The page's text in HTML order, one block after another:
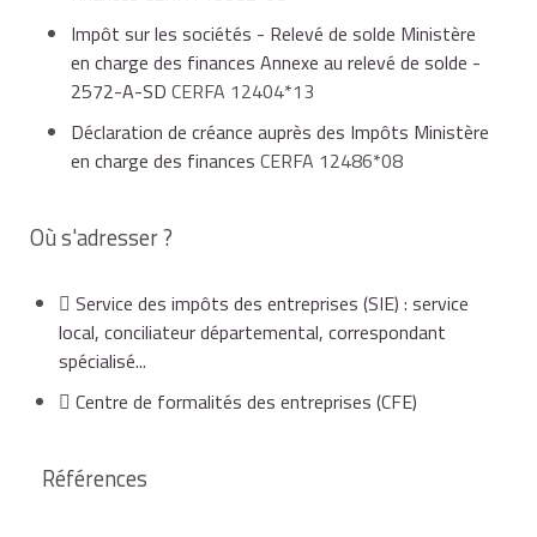
ou par au moins 30 % des salariés de cette
société si l'effectif ne dépasse pas 50 salariés.
la reprise doit obligatoirement faire l'objet d'un
pour bénéficier du crédit d'impôt, l'entreprise
concernée ne doit pas déjà bénéficier d'autres
exonérations d'impôts (jeune entreprise innovante-JEI,
bénéfices dû par l'entreprise au titre de l'année au
cours de laquelle les dépenses éligibles ont été
engagées, après les prélèvements obligatoires et les
Lorsque le montant de l'impôt est insuffisant pour
être restitué à l'entreprise au moyen d'une demande
de remboursement de crédits d'impôt
Impôt sur les sociétés - Relevé de solde Ministère
en charge des finances Annexe au relevé de solde -
2572-A-SD CERFA 12404*13
Déclaration de créance auprès des Impôts Ministère
en charge des finances CERFA 12486*08
Où s'adresser ?
Service des impôts des entreprises (SIE) : service
local, conciliateur départemental, correspondant
spécialisé...
Centre de formalités des entreprises (CFE)
Références